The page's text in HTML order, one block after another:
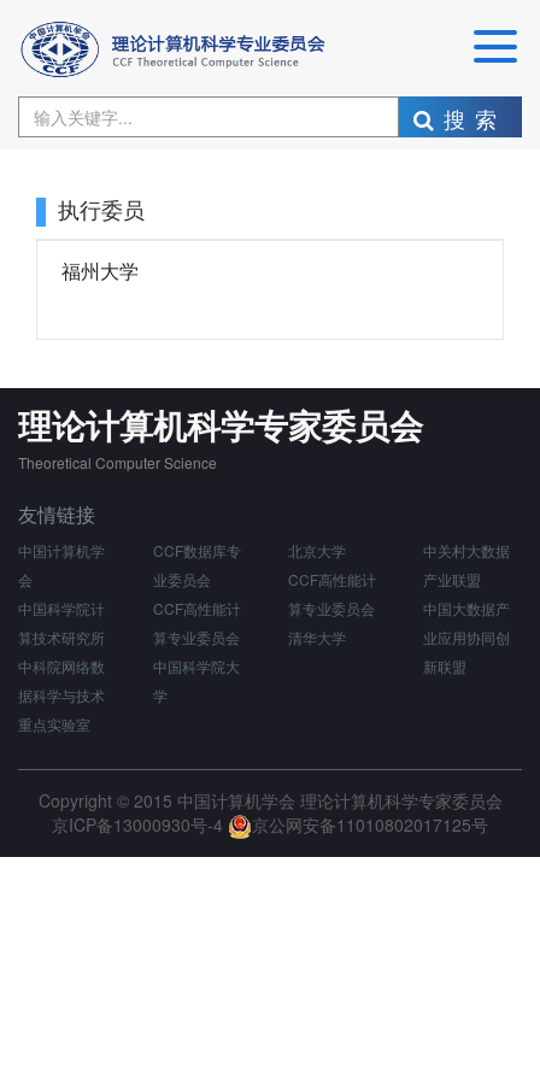
搜索
执行委员
福州大学
理论计算机科学专家委员会
Theoretical Computer Science
中关村大数据
产业联盟
中国大数据产
业应用协同创
新联盟
北京大学
CCF高性能计
算专业委员会
清华大学
CCF数据库专
业委员会
CCF高性能计
算专业委员会
中国科学院大
学
友情链接
中国计算机学
会
中国科学院计
算技术研究所
中科院网络数
据科学与技术
重点实验室
Copyright © 2015 中国计算机学会 理论计算机科学专家委员会
京ICP备13000930号-4
京公网安备11010802017125号